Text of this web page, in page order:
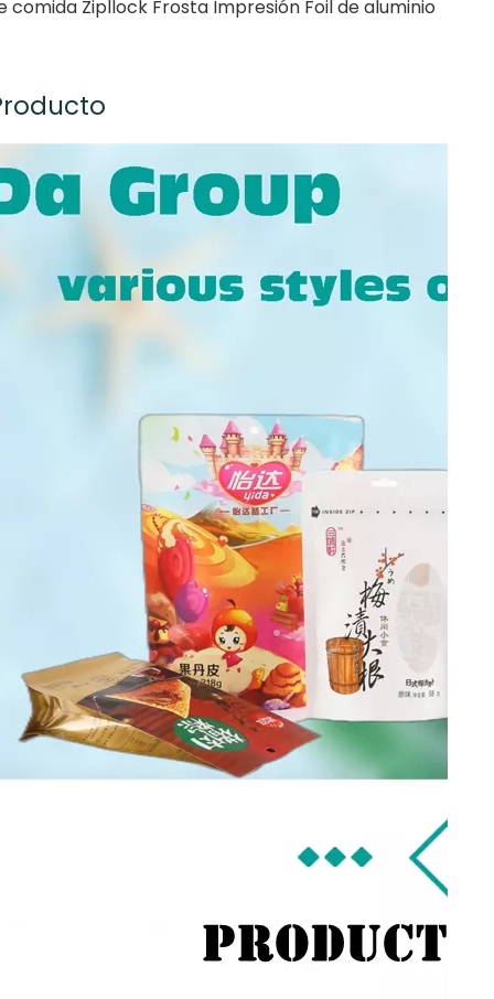
comida Zipllock Frosta Impresión Foil de aluminio